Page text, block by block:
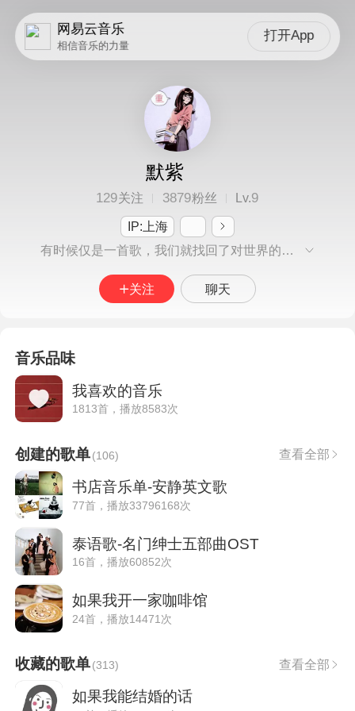
网易云音乐
相信音乐的力量
打开App
默紫
129关注 3879粉丝 Lv.9
IP:上海
有时候仅是一首歌，我们就找回了对世界的初恋
关注 聊天
音乐品味
我喜欢的音乐
1813首，播放8583次
创建的歌单(106) 查看全部
书店音乐单-安静英文歌
77首，播放33796168次
泰语歌-名门绅士五部曲OST
16首，播放60852次
如果我开一家咖啡馆
24首，播放14471次
收藏的歌单(313) 查看全部
如果我能结婚的话